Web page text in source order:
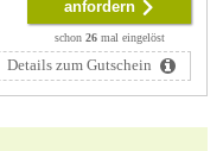
anfordern
schon 26mal eingelöst
Details zum Gutschein